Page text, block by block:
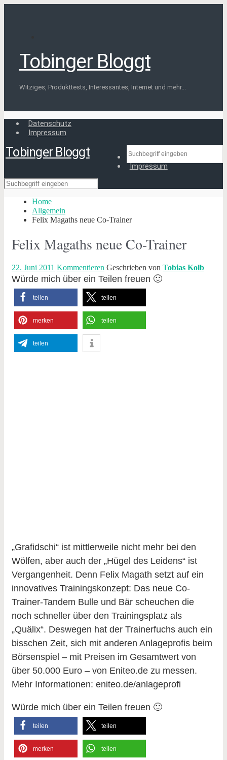
Tobinger Bloggt
Witziges, Produkttests, Interessantes, Internet und mehr...
Datenschutz
Impressum
Tobinger Bloggt
Datenschutz
Impressum
Home
Allgemein
Felix Magaths neue Co-Trainer
Felix Magaths neue Co-Trainer
22. Juni 2011 Kommentieren Geschrieben von Tobias Kolb
Würde mich über ein Teilen freuen 🙂
teilen teilen
merken teilen
teilen
„Grafidschi“ ist mittlerweile nicht mehr bei den
Wölfen, aber auch der „Hügel des Leidens“ ist
Vergangenheit. Denn Felix Magath setzt auf ein
innovatives Trainingskonzept: Das neue Co-
Trainer-Tandem Bulle und Bär scheuchen die
noch schneller über den Trainingsplatz als
„Quälix“. Deswegen hat der Trainerfuchs auch ein
bisschen Zeit, sich mit anderen Anlageprofis beim
Börsenspiel – mit Preisen im Gesamtwert von
über 50.000 Euro – von Eniteo.de zu messen.
Mehr Informationen: eniteo.de/anlageprofi
Würde mich über ein Teilen freuen 🙂
teilen teilen
merken teilen